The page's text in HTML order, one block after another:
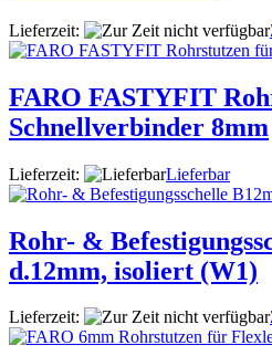
Lieferzeit:
FARO FASTYFIT
Schnellverbinder 8mm
Lieferzeit: Lieferbar
Rohr- &
d.12mm, isoliert (W1)
Lieferzeit: